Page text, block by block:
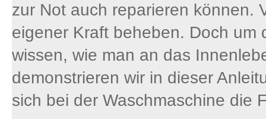
zur Not auch reparieren können.
eigener Kraft beheben. Doch um
wissen, wie man an das
demonstrieren wir in dieser
sich bei der Waschmaschine die